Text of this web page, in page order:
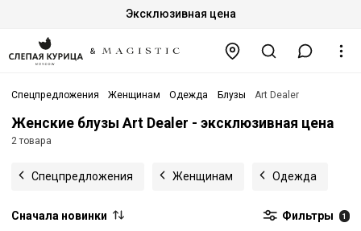
Эксклюзивная цена
Спецпредложения Женщинам Одежда Блузы Art Dealer
Женские блузы Art Dealer - эксклюзивная цена
2 товара
Спецпредложения Женщинам Одежда
Сначала новинки Фильтры 1